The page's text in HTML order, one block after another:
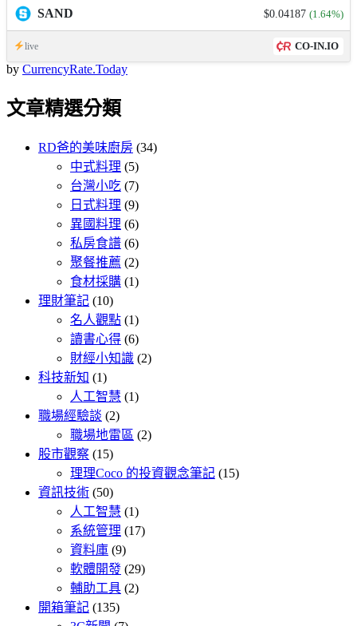
SAND $0.04187 (1.64%)
live CO-IN.IO
by CurrencyRate.Today
文章精選分類
RD爸的美味廚房 (34)
中式料理 (5)
台灣小吃 (7)
日式料理 (9)
異國料理 (6)
私房食譜 (6)
聚餐推薦 (2)
食材採購 (1)
理財筆記 (10)
名人觀點 (1)
讀書心得 (6)
財經小知識 (2)
科技新知 (1)
人工智慧 (1)
職場經驗談 (2)
職場地雷區 (2)
股市觀察 (15)
理理Coco 的投資觀念筆記 (15)
資訊技術 (50)
人工智慧 (1)
系統管理 (17)
資料庫 (9)
軟體開發 (29)
輔助工具 (2)
開箱筆記 (135)